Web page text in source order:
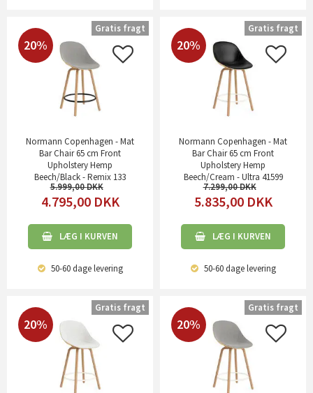
20%
Normann Copenhagen - Mat
Bar Chair 65 cm Front
Upholstery Hemp
Beech/Black - Remix 133
5.999,00
4.795,00 DKK
LÆG I KURVEN
50-60 dagelevering
Gratis fragt
20%
Normann Copenhagen - Mat
Bar Chair 65 cm Front
Upholstery Hemp
Beech/Cream - Ultra 41599
7.299,00
5.835,00 DKK
LÆG I KURVEN
50-60 dagelevering
Gratis fragt
20%
Gratis fragt
20%
Gratis fragt